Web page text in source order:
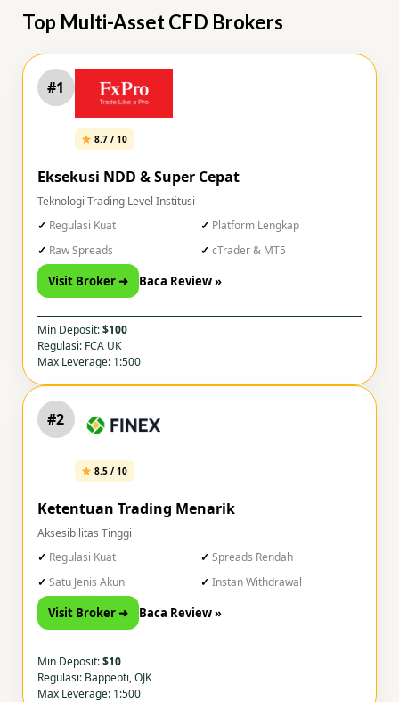
Top Multi-Asset CFD Brokers
#1
8.7 / 10
Eksekusi NDD & Super Cepat
Teknologi Trading Level Institusi
Regulasi Kuat
Platform Lengkap
Raw Spreads
cTrader & MT5
Visit Broker ➜ Baca Review »
Min Deposit:$100
Regulasi: FCA UK
Max Leverage: 1:500
#2
8.5 / 10
Ketentuan Trading Menarik
Aksesibilitas Tinggi
Regulasi Kuat
Spreads Rendah
Satu Jenis Akun
Instan Withdrawal
Visit Broker ➜ Baca Review »
Min Deposit:$10
Regulasi: Bappebti, OJK
Max Leverage: 1:500